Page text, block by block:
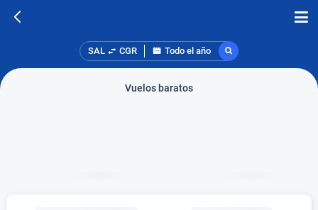
SAL CGR Todo el año
Vuelos baratos